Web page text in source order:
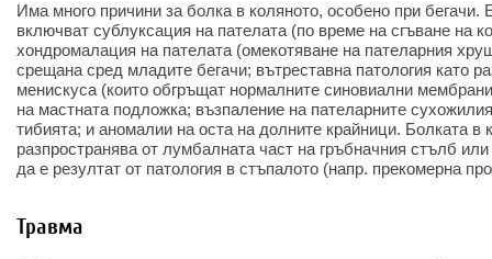
Има много причини за болка в коляното, особено при бегачи.
включват сублуксация на пателата (по време на сгъване на
хондромалация на пателата (омекотяване на пателарния
срещана сред младите бегачи; вътреставна патология като
менискуса (които обгръщат нормалните синовиални
на мастната подложка; възпаление на пателарните
тибията; и аномалии на оста на долните крайници. Болката в
разпространява от лумбалната част на гръбначния стълб
да е резултат от патология в стъпалото (напр. прекомерна
Травма